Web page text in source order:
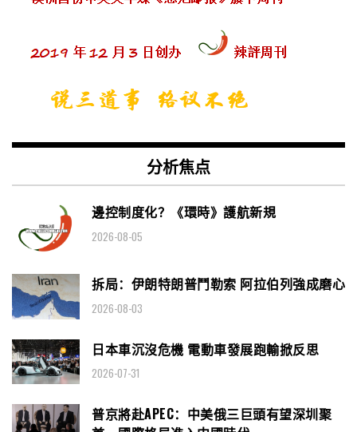
分析焦点
邊控制度化？《環時》護航新規
2026-08-05
拆局：伊朗特朗普鬥勒索 阿拉伯列強成磨心
2026-08-03
日本車沉沒危機 電動車發展跑輸掀反思
2026-07-31
普京將赴APEC：中美俄三巨頭有望深圳聚